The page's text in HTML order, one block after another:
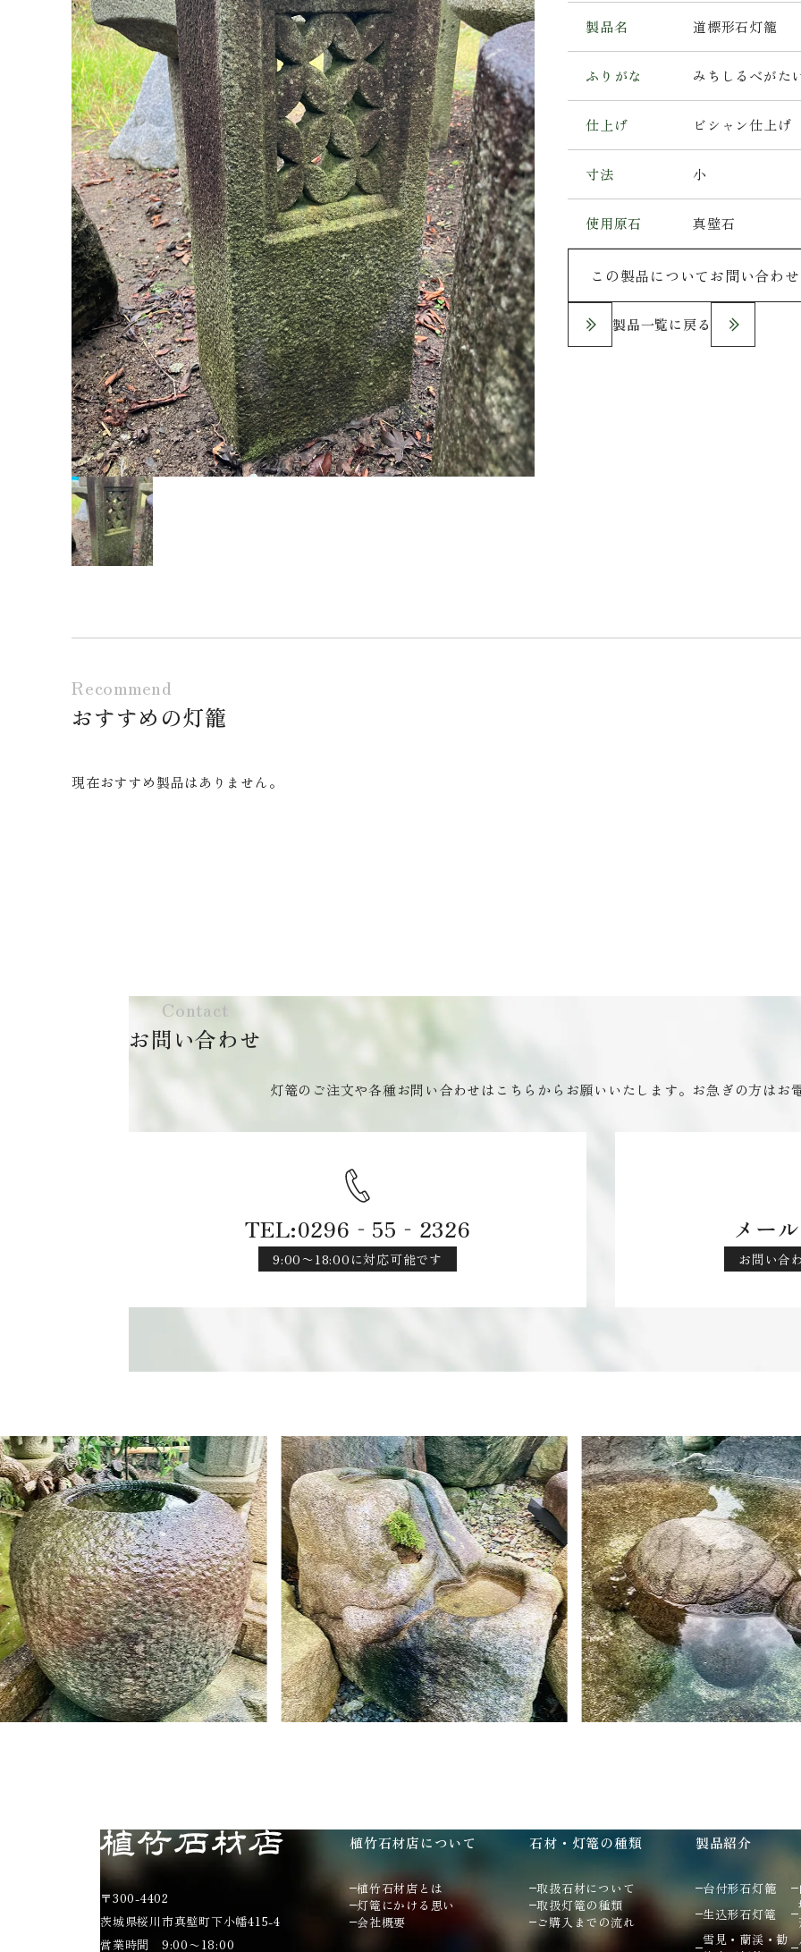
製品名 道標形石灯籠
ふりがな みちしるべがた
仕上げ ビシャン仕上げ
寸法 小
使用原石 真壁石
この製品についてお問い合わせ
製品一覧に戻る
Recommend
おすすめの灯籠
現在おすすめ製品はありません。
Contact
お問い合わせ
灯篭のご注文や各種お問い合わせはこちらからお願いいたします。お急ぎの方はお
TEL:0296‐55‐2326
9:00〜18:00に対応可能です
メー
お問い合
〒300-4402
茨城県桜川市真壁町下小幡415-4
営業時間 9:00〜18:00
植竹石材店について
植竹石材店とは
灯篭にかける思い
会社概要
石材・灯篭の種類
取扱石材について
取扱灯篭の種類
ご購入までの流れ
製品紹介
台付形石灯籠
生込形石灯篭
雪見・蘭渓・勧